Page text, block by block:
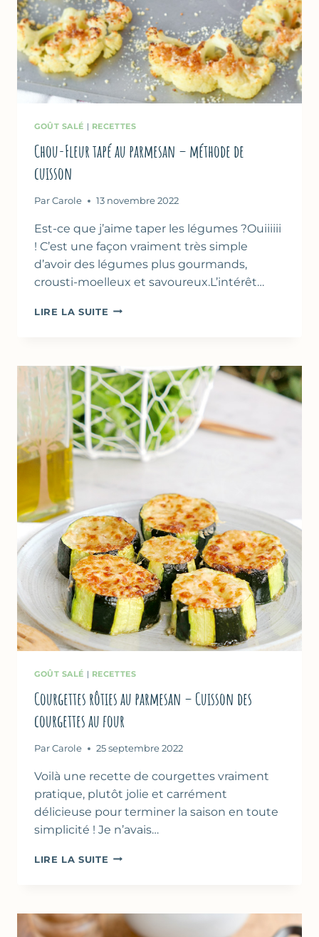
GOÛT SALÉ | RECETTES
Chou-Fleur tapé au parmesan – méthode de
cuisson
Par Carole 13 novembre 2022
Est-ce que j’aime taper les légumes ?Ouiiiiii
! C’est une façon vraiment très simple
d’avoir des légumes plus gourmands,
crousti-moelleux et savoureux.L’intérêt…
LIRE LA SUITE CHOU-
PARMESAN
–
MÉTHODE
DE
CUISSON
GOÛT SALÉ | RECETTES
Courgettes rôties au parmesan – Cuisson des
courgettes au four
Par Carole 25 septembre 2022
Voilà une recette de courgettes vraiment
pratique, plutôt jolie et carrément
délicieuse pour terminer la saison en toute
simplicité ! Je n’avais…
LIRE LA SUITE COURGETTES
–
CUISSON